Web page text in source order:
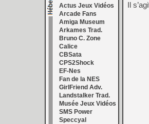
Actus Jeux Vidéos
Arcade Fans
Amiga Museum
Arkames Trad.
Bruno C. Zone
Calice
CBSata
CPS2Shock
EF-Nes
Fan de la NES
GirlFriend Adv.
Landstalker Trad.
Musée Jeux Vidéos
SMS Power
Speccyal
Il